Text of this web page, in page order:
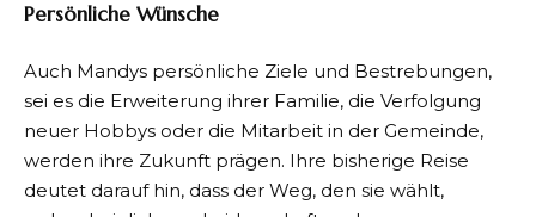
Persönliche Wünsche
Auch Mandys persönliche Ziele und Bestrebungen,
sei es die Erweiterung ihrer Familie, die Verfolgung
neuer Hobbys oder die Mitarbeit in der Gemeinde,
werden ihre Zukunft prägen. Ihre bisherige Reise
deutet darauf hin, dass der Weg, den sie wählt,